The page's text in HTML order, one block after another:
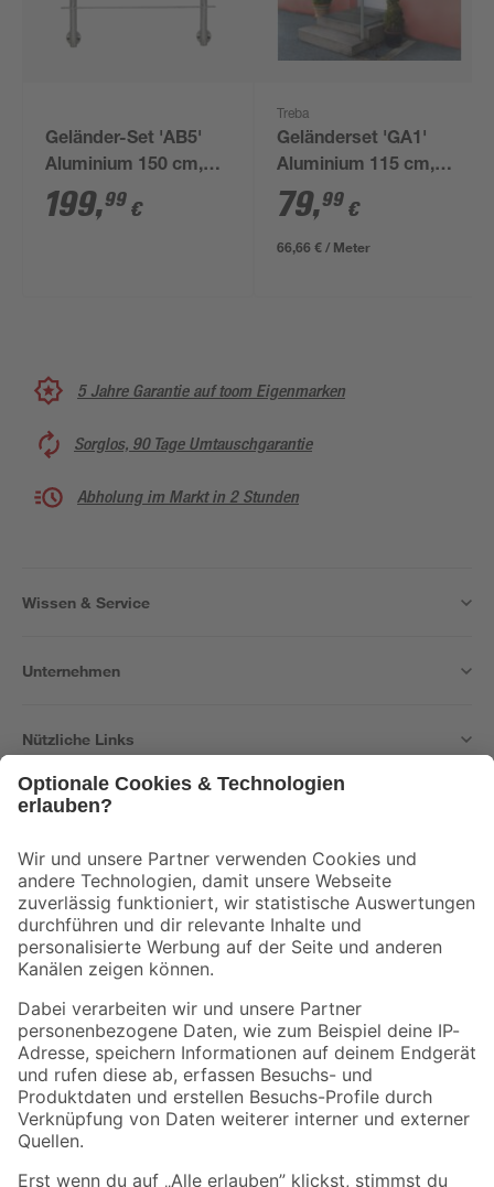
Geländer-Set 'AB5'
Aluminium 150 cm,
seitliche Montage
199,99 €
Treba
Geländerset 'GA1'
Aluminium 115 cm,
Bodenmontage
79,99 €
66,66 € / Meter
5 Jahre Garantie auf toom Eigenmarken
Sorglos, 90 Tage Umtauschgarantie
Abholung im Markt in 2 Stunden
Wissen & Service
Unternehmen
Nützliche Links
Der toom Newsletter: Keine Angebote und Aktionen mehr verpassen!
Zur Newsletter Anmeldung
Folge uns
Zahlungsarten Versandarten
Sicher einkaufen